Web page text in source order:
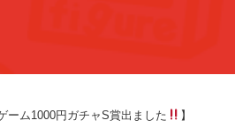
ーム1000円ガチャS賞出ました
】